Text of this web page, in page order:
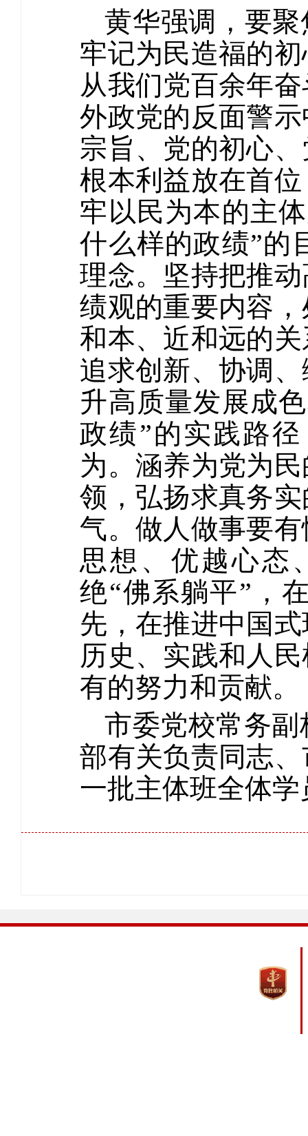
黄华强调，要
牢记为民造福的
从我们党百余年
外政党的反面警
宗旨、党的初心
根本利益放在首
牢以民为本的主
什么样的政绩”的
理念。坚持把推
绩观的重要内容
和本、近和远的
追求创新、协调
升高质量发展成
政绩”的实践路
为。涵养为党为
领，弘扬求真务
气。做人做事要
思想、优越心态
绝“佛系躺平”，
先，在推进中国
历史、实践和人
有的努力和贡献。
市委党校常务
部有关负责同志
一批主体班全体